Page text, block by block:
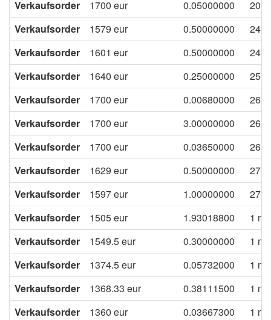
Verkaufsorder
1700 eur 0.05000000
20
Verkaufsorder
1579 eur 0.50000000
24
Verkaufsorder
1601 eur 0.50000000
24
Verkaufsorder
1640 eur 0.25000000
25
Verkaufsorder
1700 eur 0.00680000
26
Verkaufsorder
1700 eur 3.00000000
26
Verkaufsorder
1700 eur 0.03650000
26
Verkaufsorder
1629 eur 0.50000000
27
Verkaufsorder
1597eur 1.00000000
27
Verkaufsorder
1505eur 1.93018800
1
Verkaufsorder
1549.5eur 0.30000000
1
Verkaufsorder
1374.5eur 0.05732000
1
Verkaufsorder
1368.33 eur 0.38111500
1
Verkaufsorder
1360 eur 0.03667300
1